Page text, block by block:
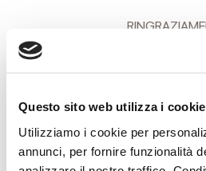
Questo sito web utilizza i cookie
Utilizziamo i cookie per
annunci, per fornire funzionalità
La famiglia BENEVELLI
tanto affetto al suo dolore
GIORGIO